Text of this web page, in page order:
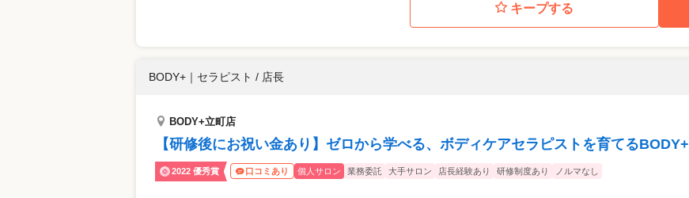
キープする
BODY+ ｜ セラピスト / 店長
BODY+立町店
【研修後にお祝い金あり】ゼロから学べる、ボディケアセラピストを育てるBODY+
2022 優秀賞 口コミあり 個人サロン 業務委託 大手サロン 店長経験あり 研修制度あり ノルマなし